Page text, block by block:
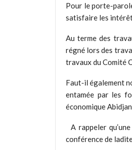
Pour le porte-
satisfaire les
Au terme des
régné lors des
travaux du Comité
Faut-il également
entamée par les
économique
A rappeler
conférence de